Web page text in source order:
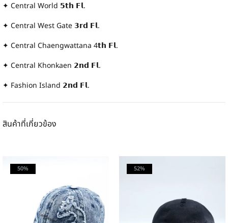
✦ Central World 𝟱𝘁𝗵 𝗙𝗹.
✦ Central West Gate 𝟯𝗿𝗱 𝗙𝗹.
✦ Central Chaengwattana 4𝘁𝗵 𝗙𝗹.
✦ Central Khonkaen 𝟮𝗻𝗱 𝗙𝗹.
✦ Fashion Island 𝟮𝗻𝗱 𝗙𝗹.
สินค้าที่เกี่ยวข้อง
50% 52%